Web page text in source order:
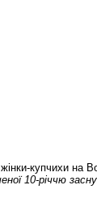
купчихи на
10-річчю